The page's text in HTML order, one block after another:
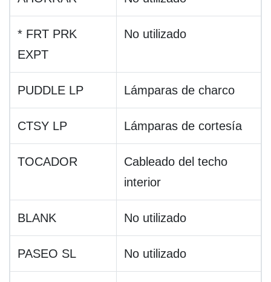
* FRT PRK
EXPT
No utilizado
PUDDLE LP Lámparas de charco
CTSY LP Lámparas de cortesía
TOCADOR
Cableado del techo
interior
BLANK No utilizado
PASEO SL No utilizado